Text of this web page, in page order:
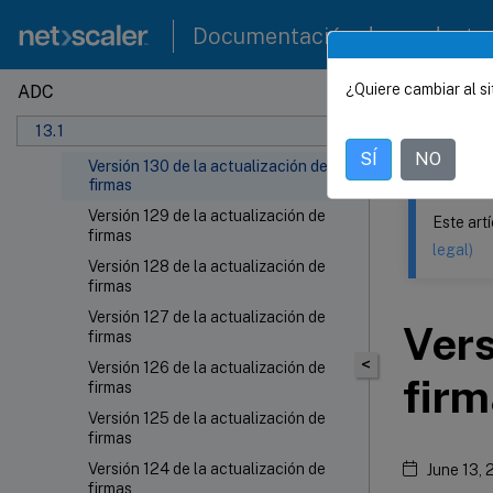
Documentación de
ADC
13.1
firmas
Versión 132 de la actualización de
Versión 131 de la actualización de
Versión 130 de la actualización de
firmas
Versión 129 de la actualización de
firmas
Versión 128 de la actualización de
firmas
Versión 127 de la actualización de
firmas
Versión 126 de la actualización de
firmas
Versión 125 de la actualización de
firmas
Versión 124 de la actualización de
firmas
Este
<
Este
legal)
June 13,
¿Quiere cambiar al
SÍ NO